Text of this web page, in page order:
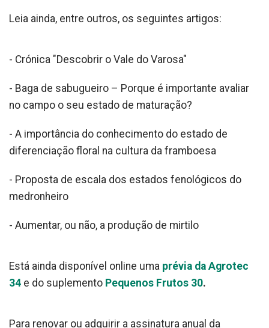
Leia ainda, entre outros, os seguintes artigos:
- Crónica "Descobrir o Vale do Varosa"
- Baga de sabugueiro – Porque é importante avaliar
no campo o seu estado de maturação?
- A importância do conhecimento do estado de
diferenciação floral na cultura da framboesa
- Proposta de escala dos estados fenológicos do
medronheiro
- Aumentar, ou não, a produção de mirtilo
Está ainda disponível online uma prévia da Agrotec
34 e do suplemento Pequenos Frutos 30.
Para renovar ou adquirir a assinatura anual da